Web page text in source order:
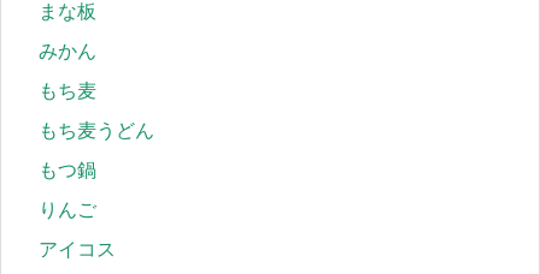
まな板
みかん
もち麦
もち麦うどん
もつ鍋
りんご
アイコス